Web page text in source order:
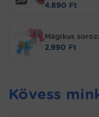
4.890 Ft
Mágikus
2.990 Ft
Kövess